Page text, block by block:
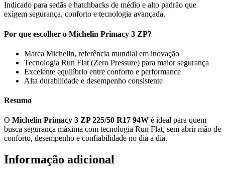
Indicado para sedãs e hatchbacks de médio e alto padrão que
exigem segurança, conforto e tecnologia avançada.
Por que escolher o Michelin Primacy 3 ZP?
Marca Michelin, referência mundial em inovação
Tecnologia Run Flat (Zero Pressure) para maior segurança
Excelente equilíbrio entre conforto e performance
Alta durabilidade e desempenho consistente
Resumo
O Michelin Primacy 3 ZP 225/50 R17 94W é ideal para quem
busca segurança máxima com tecnologia Run Flat, sem abrir mão de
conforto, desempenho e confiabilidade no dia a dia.
Informação adicional